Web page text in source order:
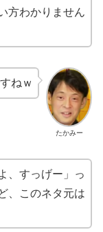
方わかりません
たかみー
ねｗ
、すっげー」っ
、このネタ元は